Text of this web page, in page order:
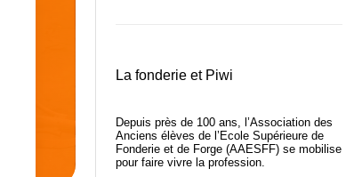
La fonderie et Piwi
Depuis près de 100 ans, l’Association des
Anciens élèves de l’Ecole Supérieure de
Fonderie et de Forge (AAESFF) se mobilise
pour faire vivre la profession.